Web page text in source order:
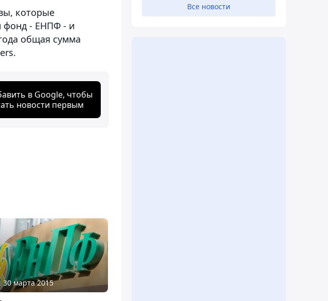
которые
фонд - ЕНПФ - и
общая сумма
в Google, чтобы
новости первым
30 марта 2015
Все новости